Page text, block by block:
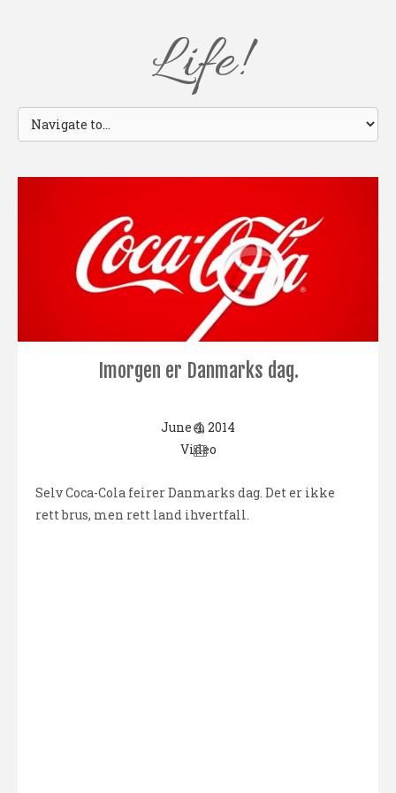
Life!
Imorgen er Danmarks dag.
June 4, 2014
Video
Selv Coca-Cola feirer Danmarks dag. Det er ikke
rett brus, men rett land ihvertfall.